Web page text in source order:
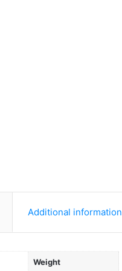
Additional information
Weight